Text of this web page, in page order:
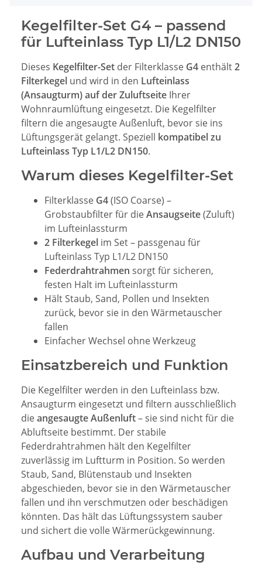
Kegelfilter-Set G4 – passend
für Lufteinlass Typ L1/L2 DN150
Dieses Kegelfilter-Set der Filterklasse G4 enthält2
Filterkegel und wird in den Lufteinlass
(Ansaugturm) auf der Zuluftseite Ihrer
Wohnraumlüftung eingesetzt. Die Kegelfilter
filtern die angesaugte Außenluft, bevor sie ins
Lüftungsgerät gelangt. Speziell kompatibel zu
Lufteinlass Typ L1/L2 DN150.
Warum dieses Kegelfilter-Set
Filterklasse G4(ISO Coarse) –
Grobstaubfilter für dieAnsaugseite(Zuluft)
im Lufteinlassturm
2 Filterkegel im Set – passgenau für
Lufteinlass Typ L1/L2 DN150
Federdrahtrahmen sorgt für sicheren,
festen Halt im Lufteinlassturm
Hält Staub, Sand, Pollen und Insekten
zurück, bevor sie in den Wärmetauscher
fallen
Einfacher Wechsel ohne Werkzeug
Einsatzbereich und Funktion
Die Kegelfilter werden in den Lufteinlass bzw.
Ansaugturm eingesetzt und filtern ausschließlich
dieangesaugte Außenluft– sie sind nicht für die
Abluftseite bestimmt. Der stabile
Federdrahtrahmen hält den Kegelfilter
zuverlässig im Luftturm in Position. So werden
Staub, Sand, Blütenstaub und Insekten
abgeschieden, bevor sie in den Wärmetauscher
fallen und ihn verschmutzen oder beschädigen
könnten. Das hält das Lüftungssystem sauber
und sichert die volle Wärmerückgewinnung.
Aufbau und Verarbeitung